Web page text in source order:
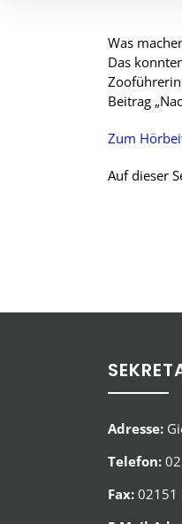
Was
Das
Beitrag
Zum
Auf dieser
Adresse:
Telefon:
Fax: 02151